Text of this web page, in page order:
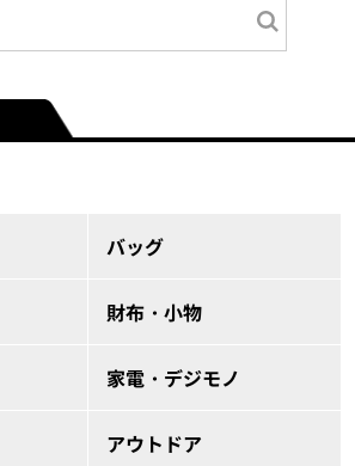
バッグ
財布・小物
家電・デジモノ
アウトドア